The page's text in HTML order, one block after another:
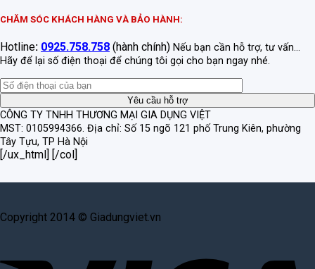
CHĂM SÓC KHÁCH HÀNG VÀ BẢO HÀNH:
Hotline: 0925.758.758 (hành chính) Nếu bạn cần hỗ trợ, tư vấn...
Hãy để lại số điện thoại để chúng tôi gọi cho bạn ngay nhé.
CÔNG TY TNHH THƯƠNG MẠI GIA DỤNG VIỆT
MST: 0105994366. Địa chỉ: Số 15 ngõ 121 phố Trung Kiên, phường
Tây Tựu, TP Hà Nội
[/ux_html] [/col]
Copyright 2014 © Giadungviet.vn